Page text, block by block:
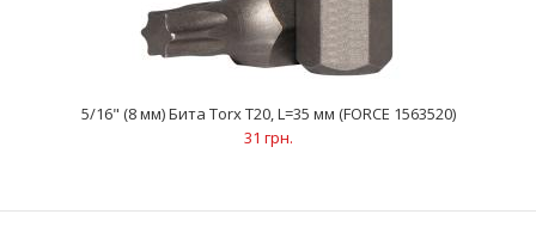
47 грн.
5/16" (8 мм) Бита Torx Т20, L=35 мм (FORCE 1563520)
31 грн.